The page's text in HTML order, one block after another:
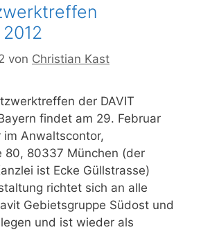
von Christian Kast
der DAVIT
findet am 29. Februar
im Anwaltscontor,
80, 80337 München (der
ist Ecke Güllstrasse)
richtet sich an alle
Gebietsgruppe Südost und
und ist wieder als